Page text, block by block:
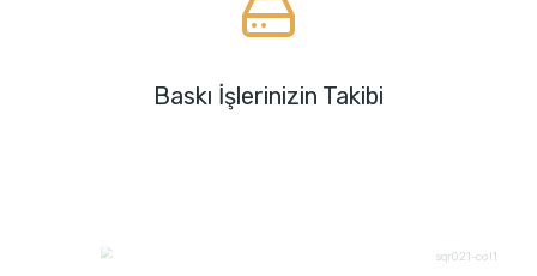
Baskı İşlerinizin Takibi